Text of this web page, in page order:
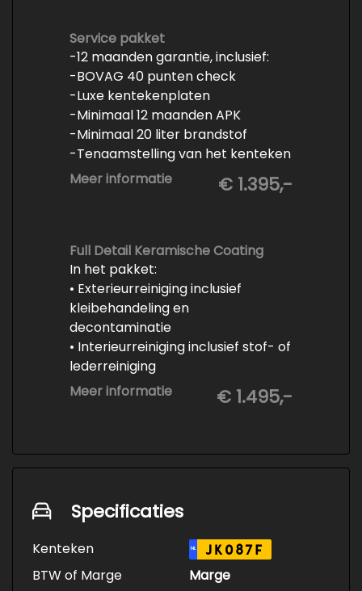
vrijwaren
- Volledige inspectie
- Poetsen binnen en buiten
Service pakket
-12 maanden garantie, inclusief:
-BOVAG 40 punten check
-Luxe kentekenplaten
-Minimaal 12 maanden APK
-Minimaal 20 liter brandstof
-Tenaamstelling van het kenteken
-Vrijwaren van de inruilauto
polijsten
Meer informatie € 1.395,-
Full Detail Keramische Coating
In het pakket:
• Exterieurreiniging inclusief
kleibehandeling en
decontaminatie
• Interieurreiniging inclusief stof- of
lederreiniging
• 3-staps lakcorrectie
• Keramische Coating (+/- 5 jaar)
Meer informatie € 1.495,-
Specificaties
Kenteken NL JK087F
BTW of Marge
Marge